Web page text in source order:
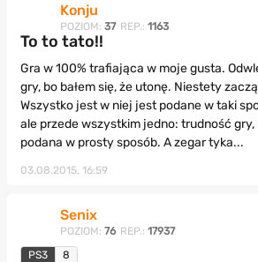
Konju
POZIOM: 37 REP.: 1163
To to tato!!
Gra w 100% trafiająca w moje gusta.
gry, bo bałem się, że utonę. Niestety
Wszystko jest w niej jest podane w taki
ale przede wszystkim jedno: trudność
podana w prosty sposób. A zegar tyka...
03.08.2015, 16:59
Senix
POZIOM: 76 REP.: 17937
PS3 8